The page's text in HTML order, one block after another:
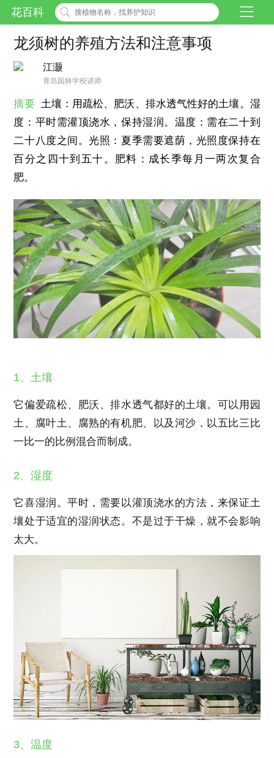
花百科
龙须树的养殖方法和注意事项
江灏
青岛园林学校讲师
摘要 土壤：用疏松、肥沃、排水透气性好的土壤。湿
度：平时需灌顶浇水，保持湿润。温度：需在二十到
二十八度之间。光照：夏季需要遮荫，光照度保持在
百分之四十到五十。肥料：成长季每月一两次复合
肥。
1、土壤
它偏爱疏松、肥沃、排水透气都好的土壤。可以用园
土、腐叶土、腐熟的有机肥、以及河沙，以五比三比
一比一的比例混合而制成。
2、湿度
它喜湿润。平时，需要以灌顶浇水的方法，来保证土
壤处于适宜的湿润状态。不是过于干燥，就不会影响
太大。
3、温度